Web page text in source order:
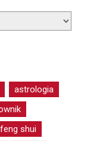
astrologia
feng shui